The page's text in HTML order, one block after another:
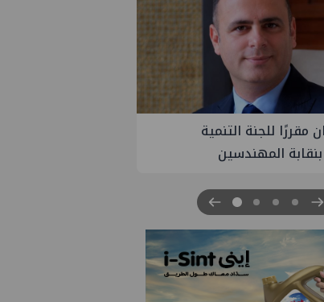
PMS تنهي أعمال إنزال الخطوط البحرية
الثلاث بمشروع المرحلة الرابعة لتنمية حقل
سيناء للبترول